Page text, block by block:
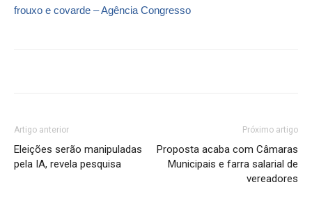
frouxo e covarde – Agência Congresso
Artigo anterior
Eleições serão manipuladas
pela IA, revela pesquisa
Próximo artigo
Proposta acaba com Câmaras
Municipais e farra salarial de
vereadores